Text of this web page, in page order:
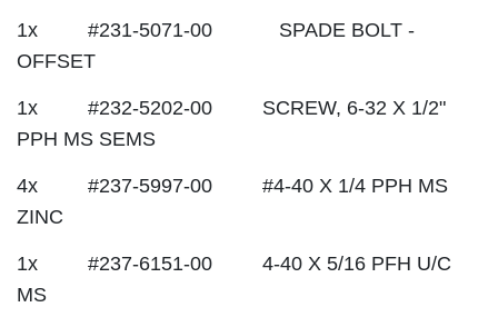
1x #231-5071-00 SPADE BOLT -
OFFSET
1x #232-5202-00 SCREW, 6-32 X 1/2"
PPH MS SEMS
4x #237-5997-00 #4-40 X 1/4 PPH MS
ZINC
1x #237-6151-00 4-40 X 5/16 PFH U/C
MS